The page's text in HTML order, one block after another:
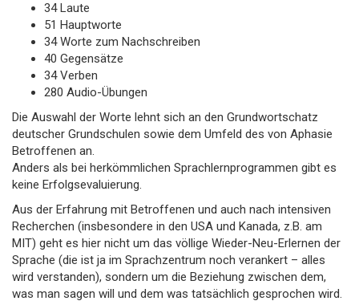
34 Laute
51 Hauptworte
34 Worte zum Nachschreiben
40 Gegensätze
34 Verben
280 Audio-Übungen
Die Auswahl der Worte lehnt sich an den Grundwortschatz
deutscher Grundschulen sowie dem Umfeld des von Aphasie
Betroffenen an.
Anders als bei herkömmlichen Sprachlernprogrammen gibt es
keine Erfolgsevaluierung.
Aus der Erfahrung mit Betroffenen und auch nach intensiven
Recherchen (insbesondere in den USA und Kanada, z.B. am
MIT) geht es hier nicht um das völlige Wieder-Neu-Erlernen der
Sprache (die ist ja im Sprachzentrum noch verankert – alles
wird verstanden), sondern um die Beziehung zwischen dem,
was man sagen will und dem was tatsächlich gesprochen wird.